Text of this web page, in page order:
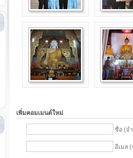
เพิ่มคอมเมนต์ใหม่
ชื่อ (จ
อีเมล